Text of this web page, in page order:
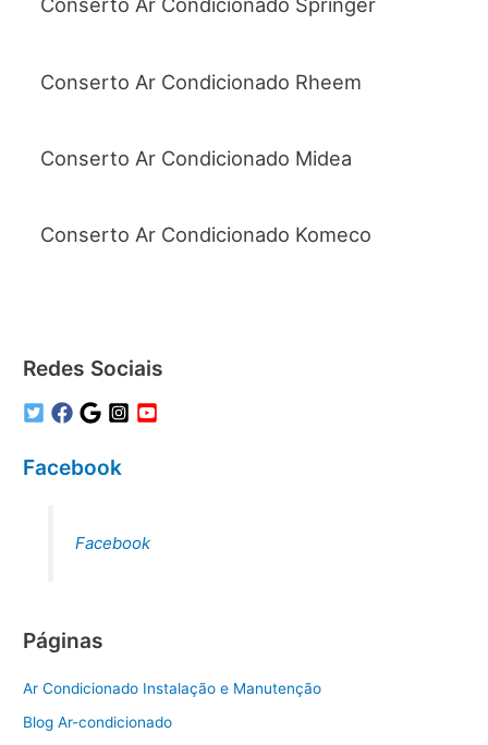
Conserto Ar Condicionado Rheem
Conserto Ar Condicionado Midea
Conserto Ar Condicionado Komeco
Redes Sociais
Facebook
Facebook
Páginas
Ar Condicionado Instalação e Manutenção
Blog Ar-condicionado